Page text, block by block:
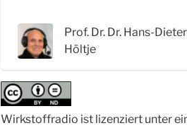
Prof. Dr. Dr. Hans-Dieter
Höltje
Wirkstoffradio ist lizenziert unter